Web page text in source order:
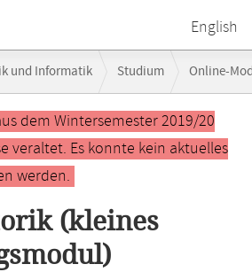
English
und Informatik Studium Online-
dem Wintersemester 2019/20
veraltet. Es konnte kein aktuelles
werden.
(kleines